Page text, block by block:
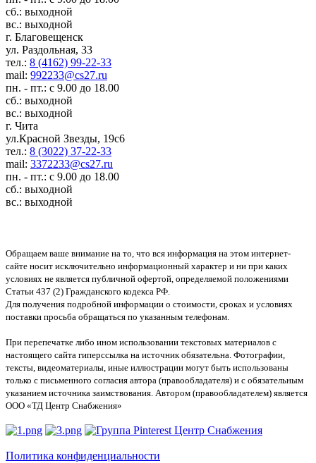
сб.: выходной
вс.: выходной
г. Благовещенск
ул. Раздольная, 33
тел.: 8 (4162) 99-22-33
mail: 992233@cs27.ru
пн. - пт.: с 9.00 до 18.00
сб.: выходной
вс.: выходной
г. Чита
ул.Красной Звезды, 19с6
тел.: 8 (3022) 37-22-33
mail: 3372233@cs27.ru
пн. - пт.: с 9.00 до 18.00
сб.: выходной
вс.: выходной
Обращаем ваше внимание на то, что вся информация на этом интернет-
сайте носит исключительно информационный характер и ни при каких
условиях не является публичной офертой, определяемой положениями
Статьи 437 (2) Гражданского кодекса РФ.
Для получения подробной информации о стоимости, сроках и условиях
поставки просьба обращаться по указанным телефонам.
При перепечатке либо ином использовании текстовых материалов с
настоящего сайта гиперссылка на источник обязательна. Фотографии,
тексты, видеоматериалы, иные иллюстрации могут быть использованы
только с письменного согласия автора (правообладателя) и с обязательным
указанием источника заимствования. Автором (правообладателем) является
ООО «ТД Центр Снабжения»
Политика конфиденциальности